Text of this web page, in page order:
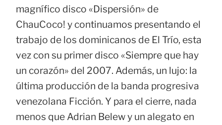
magnífico disco «Dispersión» de
ChauCoco! y continuamos presentando el
trabajo de los dominicanos de El Trío, esta
vez con su primer disco «Siempre que hay
un corazón» del 2007. Además, un lujo: la
última producción de la banda progresiva
venezolana Ficción. Y para el cierre, nada
menos que Adrian Belew y un alegato en